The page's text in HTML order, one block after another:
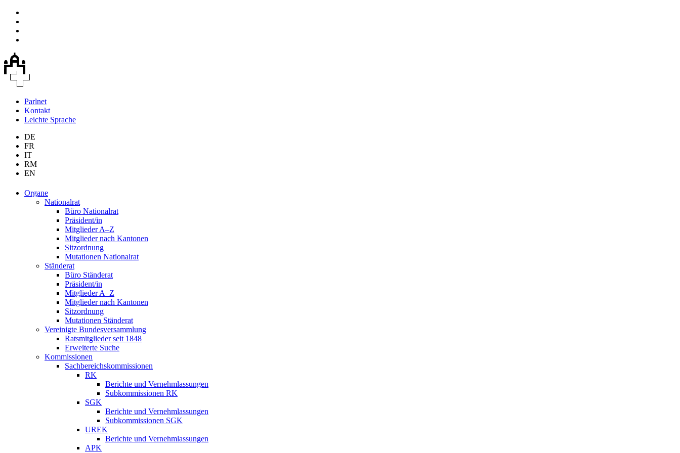
Parlnet
Kontakt
Leichte Sprache
DE
FR
IT
RM
EN
Organe
Nationalrat
Büro Nationalrat
Präsident/in
Mitglieder A–Z
Mitglieder nach Kantonen
Sitzordnung
Mutationen Nationalrat
Ständerat
Büro Ständerat
Präsident/in
Mitglieder A–Z
Mitglieder nach Kantonen
Sitzordnung
Mutationen Ständerat
Vereinigte Bundesversammlung
Ratsmitglieder seit 1848
Erweiterte Suche
Kommissionen
Sachbereichskommissionen
RK
Berichte und Vernehmlassungen
Subkommissionen RK
SGK
Berichte und Vernehmlassungen
Subkommissionen SGK
UREK
Berichte und Vernehmlassungen
APK